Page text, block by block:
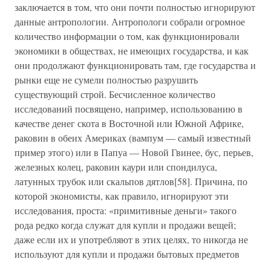
заключается в том, что они почти полностью игнорируют
данные антропологии. Антропологи собрали огромное
количество информации о том, как функционировали
экономики в обществах, не имеющих государства, и как
они продолжают функционировать там, где государства и
рынки еще не сумели полностью разрушить
существующий строй. Бесчисленное количество
исследований посвящено, например, использованию в
качестве денег скота в Восточной или Южной Африке,
раковин в обеих Америках (вампум — самый известный
пример этого) или в Папуа — Новой Гвинее, бус, перьев,
железных колец, раковин каури или спондилуса,
латунных трубок или скальпов дятлов[58]. Причина, по
которой экономисты, как правило, игнорируют эти
исследования, проста: «примитивные деньги» такого
рода редко когда служат для купли и продажи вещей;
даже если их и употребляют в этих целях, то никогда не
используют для купли и продажи бытовых предметов